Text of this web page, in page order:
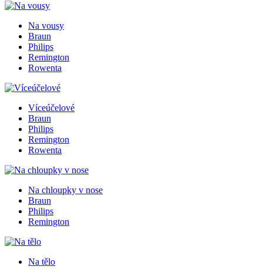
Na vousy
Braun
Philips
Remington
Rowenta
Víceúčelové
Braun
Philips
Remington
Rowenta
Na chloupky v nose
Braun
Philips
Remington
Na tělo